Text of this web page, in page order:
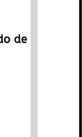
de